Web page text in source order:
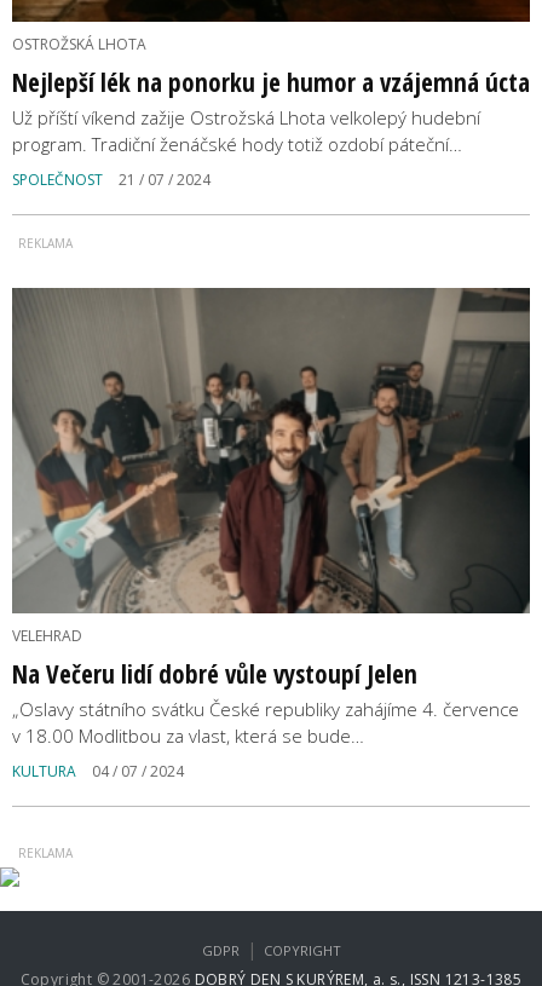
OSTROŽSKÁ LHOTA
Nejlepší lék na ponorku je humor a vzájemná úcta
Už příští víkend zažije Ostrožská Lhota velkolepý hudební
program. Tradiční ženáčské hody totiž ozdobí páteční…
SPOLEČNOST 21 / 07 / 2024
VELEHRAD
Na Večeru lidí dobré vůle vystoupí Jelen
„Oslavy státního svátku České republiky zahájíme 4. července
v 18.00 Modlitbou za vlast, která se bude…
KULTURA 04 / 07 / 2024
Copyright © 2001-2026 DOBRÝ DEN S KURÝREM, a. s., ISSN 1213-1385
GDPR | COPYRIGHT